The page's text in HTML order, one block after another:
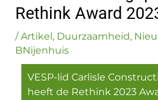
Rethink Award
/Artikel , Duurzaamheid,
BNijenhuis
VESP-lid Carlisle
heeft de Rethink 2023